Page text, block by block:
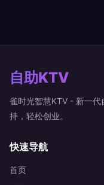
自助KTV
雀时光智慧KTV - 新一代
持，轻松创业。
快速导航
首页